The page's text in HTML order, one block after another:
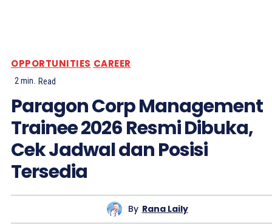
OPPORTUNITIES CAREER
2min. Read
Paragon Corp Management
Trainee 2026 Resmi Dibuka,
Cek Jadwal dan Posisi
Tersedia
By Rana Laily